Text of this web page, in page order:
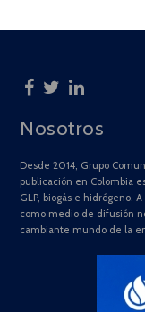
Nosotros
Desde 2014, Grupo
publicación en Colombia
GLP, biogás e hidrógeno.
como medio de difusión
cambiante mundo de la